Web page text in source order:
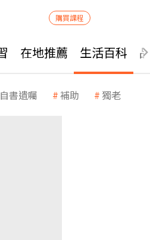
購買課程
在地推薦 生活百科
自書遺囑 補助 獨老